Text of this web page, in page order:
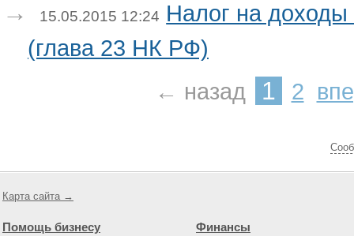
15.05.2015 12:24 Налог на
(глава 23 НК РФ)
← назад
1 2
Карта сайта →
Помощь бизнесу Финансы